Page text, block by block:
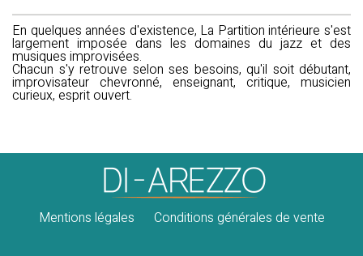
En quelques années d'existence, La Partition intérieure s'est
largement imposée dans les domaines du jazz et des
musiques improvisées.
Chacun s'y retrouve selon ses besoins, qu'il soit débutant,
improvisateur chevronné, enseignant, critique, musicien
curieux, esprit ouvert.
Mentions légales Conditions générales de vente